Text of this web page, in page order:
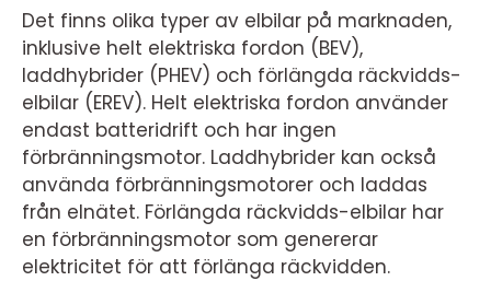
Det finns olika typer av elbilar på marknaden,
inklusive helt elektriska fordon (BEV),
laddhybrider (PHEV) och förlängda räckvidds-
elbilar (EREV). Helt elektriska fordon använder
endast batteridrift och har ingen
förbränningsmotor. Laddhybrider kan också
använda förbränningsmotorer och laddas
från elnätet. Förlängda räckvidds-elbilar har
en förbränningsmotor som genererar
elektricitet för att förlänga räckvidden.